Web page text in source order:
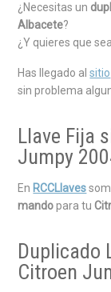
¿Necesitas un
Albacete?
¿Y quieres que
Has llegado alsitio
sin problema
Llave Fija
Jumpy
En RCCLlaves
mandopara tu
Duplicado
Citroen